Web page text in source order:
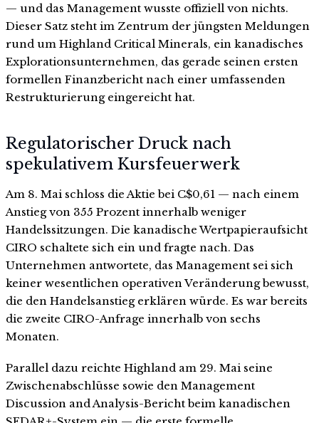
— und das Management wusste offiziell von nichts.
Dieser Satz steht im Zentrum der jüngsten Meldungen
rund um Highland Critical Minerals, ein kanadisches
Explorationsunternehmen, das gerade seinen ersten
formellen Finanzbericht nach einer umfassenden
Restrukturierung eingereicht hat.
Regulatorischer Druck nach
spekulativem Kursfeuerwerk
Am 8. Mai schloss die Aktie bei C$0,61 — nach einem
Anstieg von 355 Prozent innerhalb weniger
Handelssitzungen. Die kanadische Wertpapieraufsicht
CIRO schaltete sich ein und fragte nach. Das
Unternehmen antwortete, das Management sei sich
keiner wesentlichen operativen Veränderung bewusst,
die den Handelsanstieg erklären würde. Es war bereits
die zweite CIRO-Anfrage innerhalb von sechs
Monaten.
Parallel dazu reichte Highland am 29. Mai seine
Zwischenabschlüsse sowie den Management
Discussion and Analysis-Bericht beim kanadischen